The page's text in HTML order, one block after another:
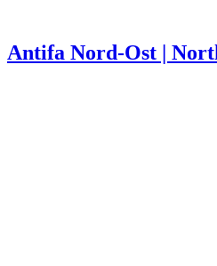
Antifa Nord-Ost |